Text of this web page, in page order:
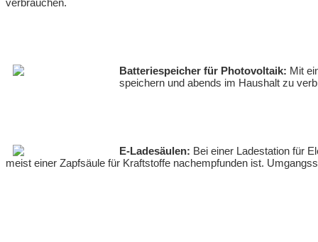
verbrauchen.
Batteriespeicher für Photovoltaik: Mit
speichern und abends im Haushalt zu
E-Ladesäulen: Bei einer Ladestation für
meist einer Zapfsäule für Kraftstoffe nachempfunden ist.